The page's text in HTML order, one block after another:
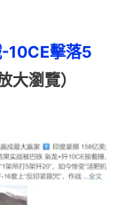
10CE擊落5
大瀏覽）